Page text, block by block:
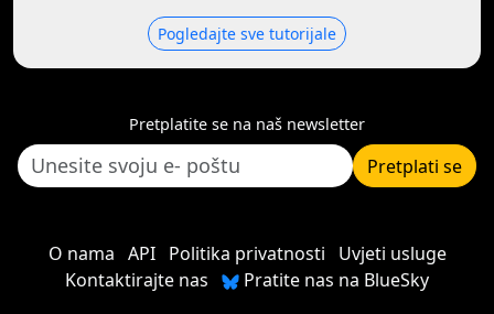
Pogledajte sve tutorijale
Pretplatite se na naš newsletter
Pretplati se
O nama API Politika privatnosti
Uvjeti usluge
Kontaktirajte nas
Pratite nas na BlueSky